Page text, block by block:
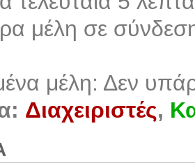
μέλη σε
μέλη: Δεν
Διαχειριστές,